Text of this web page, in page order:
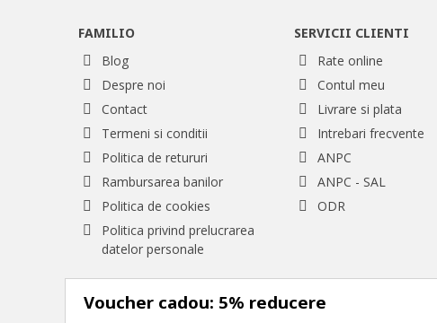
FAMILIO
Blog
Despre noi
Contact
Termeni si conditii
Politica de retururi
Rambursarea banilor
Politica de cookies
Politica privind prelucrarea
datelor personale
SERVICII CLIENTI
Rate online
Contul meu
Livrare si plata
Intrebari frecvente
ANPC
ANPC - SAL
ODR
Voucher cadou: 5% reducere